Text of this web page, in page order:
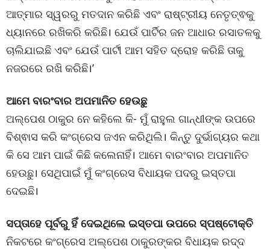
ଆତ୍ମାର ସ୍ୱରରୁ ମତଦାନ କରିଛି ଏବଂ ରାଷ୍ଟ୍ରୀୟ ନେତୃତ୍ଵକୁ
ଧ୍ୟାନରେ ରଖିକରି କରିଛି। ଯେଉଁ ପାର୍ଟିର ଜନ ଆଧାର ରସାତଳକୁ
ଚାଲିଯାଇଛି ଏବଂ ଯେଉଁ ପାର୍ଟୀ ଆମ ସହିତ ଦ୍ରୋହ କରିଛି ତାକୁ
ନଜରରେ ରଖି କରିଛି।’
ଆମେ ବାରଂବାର ଅପମାନିତ ହେଉଛୁ
ଅଲ୍ପେଶ ଠାକୁର ନେ କହିଲେ କି- ମୁଁ ରାହୁଲ ଗାନ୍ଧୀଙ୍କ ଉପରେ
ବିଶ୍ଵାସ କରି କଂଗ୍ରେସ ଜଏନ କରିଥିଲି। କିନ୍ତୁ ଦୁର୍ଭାଗ୍ୟର କଥା
କି ସେ ଆମ ପାଇଁ କିଛି କଲେନାହିଁ। ଆମେ ବାରଂବାର ଅପମାନିତ
ହେଉଛୁ। ସେଥିପାଇଁ ମୁଁ କଂଗ୍ରେସ ବିଧାୟକ ପଦରୁ ଇସ୍ତପା
ଦେଇଛି।
ସପ୍ତାହେ ପୂର୍ବରୁ ହିଁ ଦେଇଥିଲେ ଇସ୍ତପା ଉପରେ ସ୍ପଷ୍ଟୋକ୍ତି
ନିକଟରେ କଂଗ୍ରେସ ଅଲ୍ପେଶ ଠାକୁରଙ୍କର ବିଧାୟକ ରଦ୍ଦ